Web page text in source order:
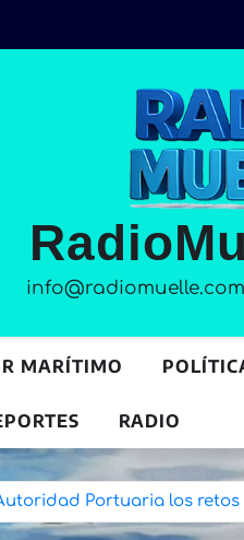
MARÍTIMO
RADIO
Portuaria los